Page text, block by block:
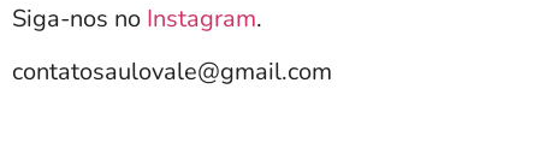
Siga-nos no Instagram.
contatosaulovale@gmail.com